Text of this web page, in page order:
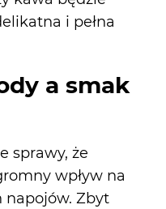
i pełna
a smak
sprawy, że
wpływ na
napojów. Zbyt